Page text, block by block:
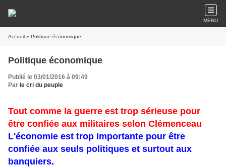
MENU
Accueil » Politique économique
Politique économique
Publié le 03/01/2016 à 09:49
Par le cri du peuple
Tout comme la guerre est trop sérieuse pour
être confiée aux militaires selon Clémenceau
L'économie est trop importante pour être
confiée aux seuls politiques et surtout aux
banquiers.